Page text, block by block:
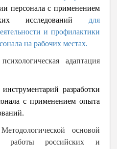
персонала с применением
исследований для
и профилактики
на рабочих местах.
адаптация
инструментарий разработки
с применением опыта
Методологической основой
работы российских и